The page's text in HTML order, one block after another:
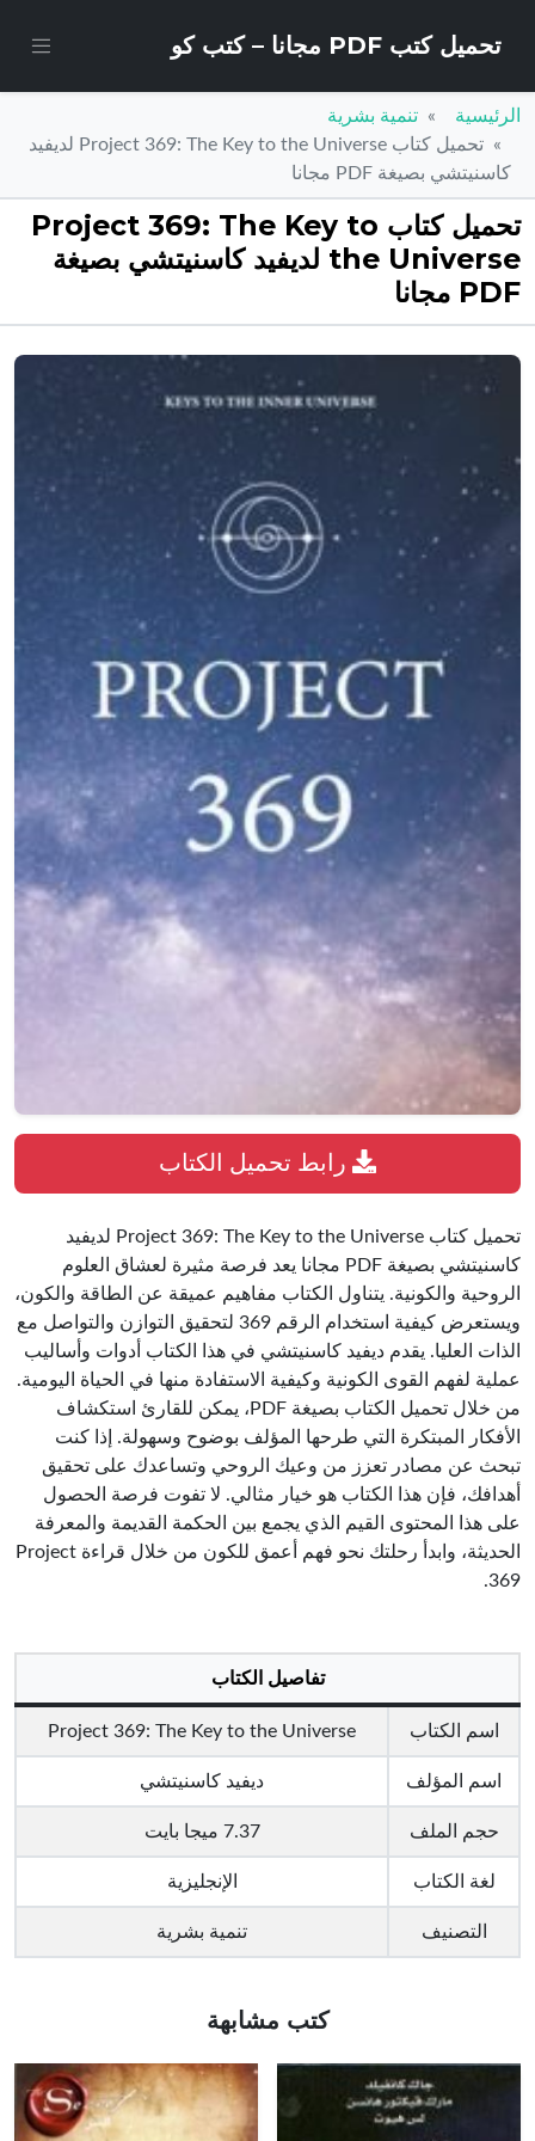
تحميل كتب PDF مجانا – كتب كو
الرئيسية
تنمية بشرية
تحميل كتاب Project 369: The Key to the Universe لديفيد
كاسنيتشي بصيغة PDF مجانا
تحميل كتاب Project 369: The Key to
the Universe لديفيد كاسنيتشي بصيغة
PDF مجانا
تحميل كتاب Project 369: The Key to the Universe لديفيد
كاسنيتشي بصيغة PDF مجانا يعد فرصة مثيرة لعشاق العلوم
الروحية والكونية. يتناول الكتاب مفاهيم عميقة عن الطاقة والكون،
ويستعرض كيفية استخدام الرقم 369 لتحقيق التوازن والتواصل مع
الذات العليا. يقدم ديفيد كاسنيتشي في هذا الكتاب أدوات وأساليب
عملية لفهم القوى الكونية وكيفية الاستفادة منها في الحياة اليومية.
من خلال تحميل الكتاب بصيغة PDF، يمكن للقارئ استكشاف
الأفكار المبتكرة التي طرحها المؤلف بوضوح وسهولة. إذا كنت
تبحث عن مصادر تعزز من وعيك الروحي وتساعدك على تحقيق
أهدافك، فإن هذا الكتاب هو خيار مثالي. لا تفوت فرصة الحصول
على هذا المحتوى القيم الذي يجمع بين الحكمة القديمة والمعرفة
الحديثة، وابدأ رحلتك نحو فهم أعمق للكون من خلال قراءة Project
369.
تفاصيل الكتاب
اسم الكتاب Project 369: The Key to the Universe
اسم المؤلف ديفيد كاسنيتشي
حجم الملف 7.37 ميجا بايت
لغة الكتاب الإنجليزية
التصنيف تنمية بشرية
كتب مشابهة